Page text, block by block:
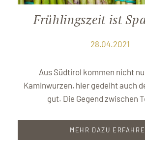
Frühlingszeit ist
28.04.2021
Aus Südtirol kommen nicht
Kaminwurzen, hier gedeiht auch
gut. Die Gegend zwischen
MEHR DAZU